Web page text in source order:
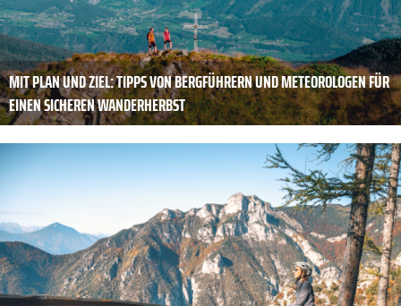
MIT PLAN UND ZIEL: TIPPS VON BERGFÜHRERN UND METEOROLOGEN FÜR
EINEN SICHEREN WANDERHERBST